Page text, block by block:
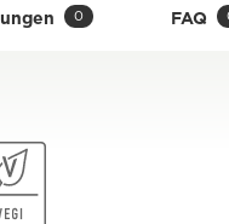
0 FAQ